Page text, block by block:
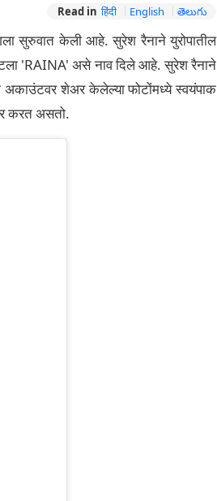
Read in हिंदी English తెలుగు
सुरुवात केली आहे. सुरेश रैनाने युरोपातील
'RAINA' असे नाव दिले आहे. सुरेश रैनाने
अकाउंटवर शेअर केलेल्या फोटोंमध्ये स्वयंपाक
करत असतो.